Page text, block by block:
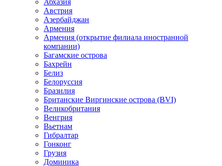
Абхазия
Австрия
Азербайджан
Армения
Армения (открытие филиала иностранной
компании)
Багамские острова
Бахрейн
Белиз
Белоруссия
Бразилия
Британские Виргинские острова (BVI)
Великобритания
Венгрия
Вьетнам
Гибралтар
Гонконг
Грузия
Доминика